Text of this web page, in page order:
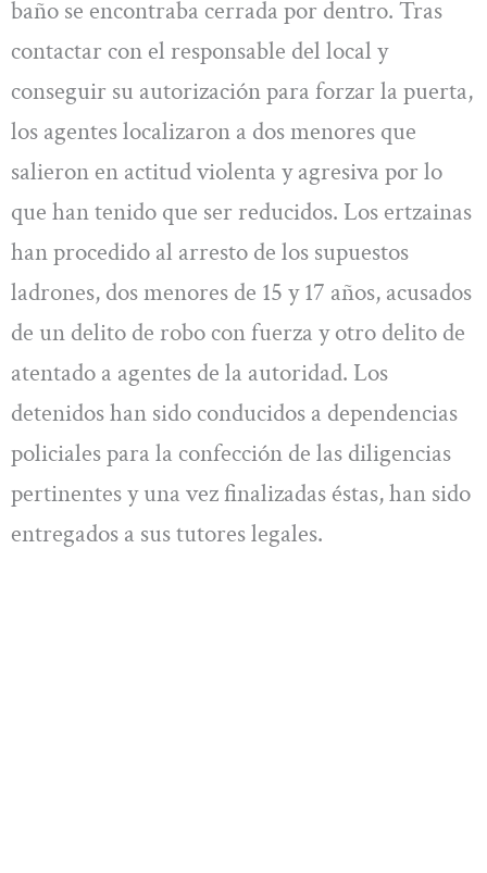
baño se encontraba cerrada por dentro. Tras
contactar con el responsable del local y
conseguir su autorización para forzar la puerta,
los agentes localizaron a dos menores que
salieron en actitud violenta y agresiva por lo
que han tenido que ser reducidos. Los ertzainas
han procedido al arresto de los supuestos
ladrones, dos menores de 15 y 17 años, acusados
de un delito de robo con fuerza y otro delito de
atentado a agentes de la autoridad. Los
detenidos han sido conducidos a dependencias
policiales para la confección de las diligencias
pertinentes y una vez finalizadas éstas, han sido
entregados a sus tutores legales.